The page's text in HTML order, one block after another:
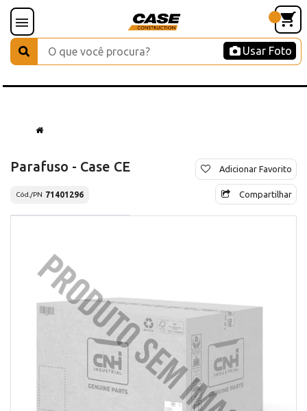
Usar Foto
Parafuso - Case CE
Cód./PN 71401296
Adicionar Favorito
Compartilhar